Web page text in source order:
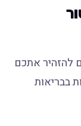
להזהיר אתכם
בבריאות